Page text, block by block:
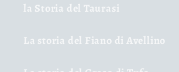
la Storia del Taurasi
La storia del Fiano di Avellino